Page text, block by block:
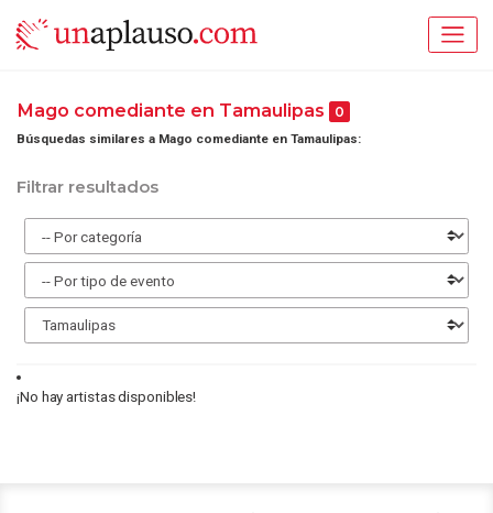
Mago comediante en Tamaulipas 0
Búsquedas similares a Mago comediante en Tamaulipas:
Filtrar resultados
¡No hay artistas disponibles!